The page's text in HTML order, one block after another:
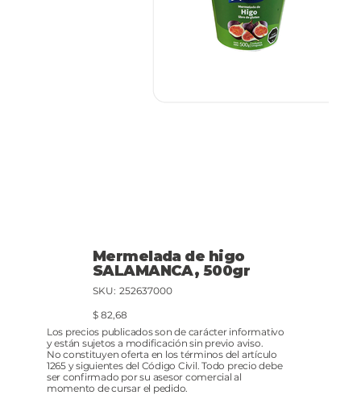
Mermelada de higo
SALAMANCA, 500gr
SKU: SKU
252637000
Precio
$ 82,68
Los precios publicados son de carácter informativo
y están sujetos a modificación sin previo aviso.
No constituyen oferta en los términos del artículo
1265 y siguientes del Código Civil. Todo precio debe
ser confirmado por su asesor comercial al
momento de cursar el pedido.